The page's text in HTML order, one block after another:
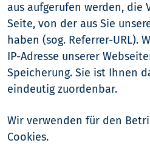
aus aufgerufen werden, die
Seite, von der aus Sie
haben (sog. Referrer-URL).
IP-Adresse unserer
Speicherung. Sie ist Ihnen
eindeutig zuordenbar.
Wir verwenden für den
Cookies.